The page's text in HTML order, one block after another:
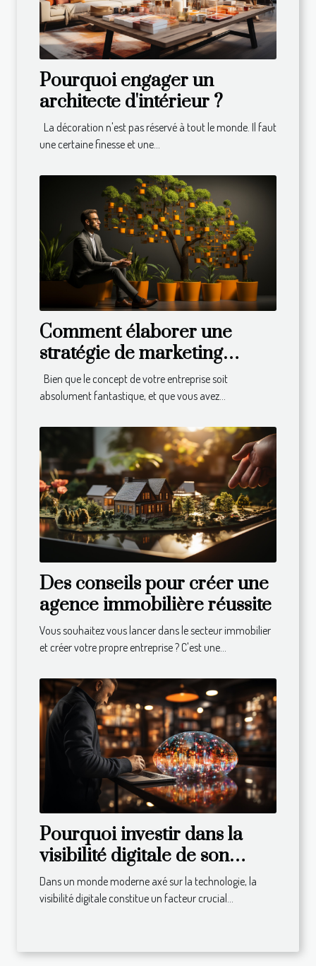
Pourquoi engager un
architecte d'intérieur ?
La décoration n'est pas réservé à tout le monde. Il faut
une certaine finesse et une...
Comment élaborer une
stratégie de marketing
efficace pour développer
son business ?
Bien que le concept de votre entreprise soit
absolument fantastique, et que vous avez...
Des conseils pour créer une
agence immobilière réussite
Vous souhaitez vous lancer dans le secteur immobilier
et créer votre propre entreprise ? C'est une...
Pourquoi investir dans la
visibilité digitale de son
entreprise ?
Dans un monde moderne axé sur la technologie, la
visibilité digitale constitue un facteur crucial...